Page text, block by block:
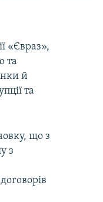
«Євраз»,
та
й
та
що з
з